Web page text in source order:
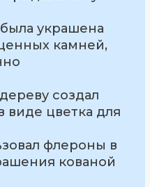
украшена
камней,
создал
виде цветка для
флероны в
кованой